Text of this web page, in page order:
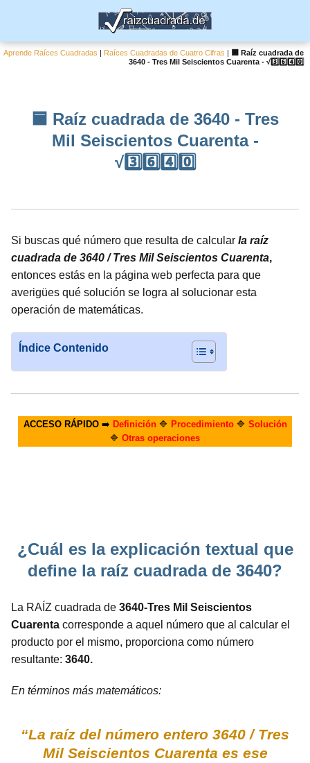
Aprende Raíces Cuadradas | Raíces Cuadradas de Cuatro Cifras |
🟦 Raíz cuadrada de
3640 - Tres Mil Seiscientos Cuarenta - √3️⃣6️⃣4️⃣0️⃣
🟦 Raíz cuadrada de 3640 - Tres
Mil Seiscientos Cuarenta -
√3️⃣6️⃣4️⃣0️⃣
Si buscas qué número que resulta de calcular la raíz
cuadrada de 3640 / Tres Mil Seiscientos Cuarenta,
entonces estás en la página web perfecta para que
averigües qué solución se logra al solucionar esta
operación de matemáticas.
Índice Contenido
ACCESO RÁPIDO➡️ Definición🔷 Procedimiento🔷 Solución
🔷 Otras operaciones
¿Cuál es la explicación textual que
define la raíz cuadrada de 3640?
La RAÍZ cuadrada de 3640-Tres Mil Seiscientos
Cuarenta corresponde a aquel número que al calcular el
producto por el mismo, proporciona como número
resultante: 3640.
En términos más matemáticos:
“La raíz del número entero 3640 / Tres
Mil Seiscientos Cuarenta es ese